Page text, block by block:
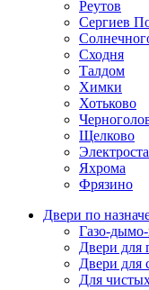
Реутов
Сергиев
Сходня
Талдом
Химки
Хотьково
Щелково
Яхрома
Фрязино
Двери по
Газо-
Двери для
Двери для
Для